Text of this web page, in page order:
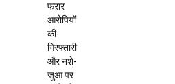
फरार
आरोपियों
की
गिरफ्तारी
और नशे-
जुआ पर